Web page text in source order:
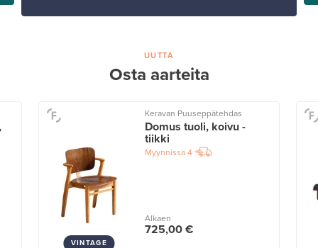
UUTTA
Osta aarteita
VINTAGE
Keravan Puuseppätehdas
Domus tuoli, koivu -
tiikki
Myynnissä4
Alkaen
725,00 €